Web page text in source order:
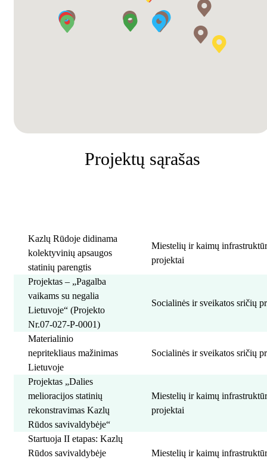
Projektų sąrašas
Kazlų Rūdoje didinama
kolektyvinių apsaugos
statinių parengtis
Miestelių ir kaimų
projektai
Projektas – „Pagalba
vaikams su negalia
Lietuvoje“ (Projekto
Nr.07-027-P-0001)
Socialinės ir sveikatos sričių
Materialinio
nepritekliaus mažinimas
Lietuvoje
Socialinės ir sveikatos sričių
Projektas „Dalies
melioracijos statinių
rekonstravimas Kazlų
Rūdos savivaldybėje“
Miestelių ir kaimų
projektai
Startuoja II etapas: Kazlų
Rūdos savivaldybėje
Miestelių ir kaimų